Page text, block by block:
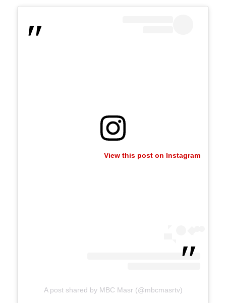
View this post on Instagram
A post shared by MBC Masr (@mbcmasrtv)